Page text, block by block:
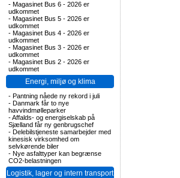
- Magasinet Bus 6 - 2026 er
udkommet
- Magasinet Bus 5 - 2026 er
udkommet
- Magasinet Bus 4 - 2026 er
udkommet
- Magasinet Bus 3 - 2026 er
udkommet
- Magasinet Bus 2 - 2026 er
udkommet
Energi, miljø og klima
- Pantning nåede ny rekord i juli
- Danmark får to nye
havvindmølleparker
-Affalds- og energiselskab på
Sjælland får ny genbrugschef
- Delebilstjeneste samarbejder med
kinesisk virksomhed om
selvkørende biler
- Nye asfalttyper kan begrænse
CO2-belastningen
Logistik, lager og intern transport